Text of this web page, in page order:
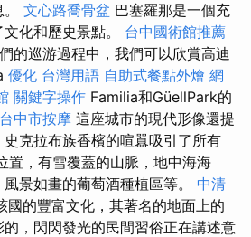
文心路喬骨盆 巴塞羅那是一個充
化和歷史景點。 台中國術館推薦
的巡游過程中，我們可以欣賞高迪
優化 台灣用語 自助式餐點外燴 網
關鍵字操作 Familia和GüellPark的
台中市按摩 這座城市的現代形像還提
克拉布族香檳的喧囂吸引了所有
置，有雪覆蓋的山脈，地中海海
景如畫的葡萄酒種植區等。 中清
國的豐富文化，其著名的地面上的
，閃閃發光的民間習俗正在講述意